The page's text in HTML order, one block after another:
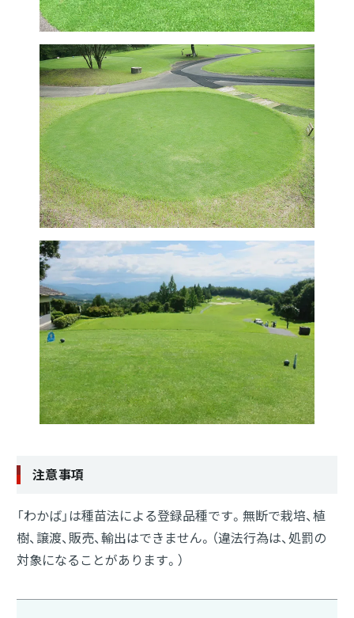
注意事項
「わかば」は種苗法による登録品種です。無断で栽培、植
樹、譲渡、販売、輸出はできません。（違法行為は、処罰の
対象になることがあります。）